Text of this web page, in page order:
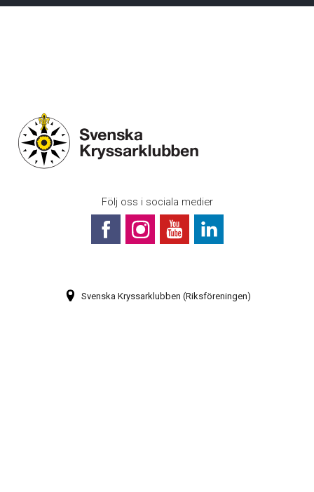
Följ oss i sociala medier
Svenska Kryssarklubben (Riksföreningen)